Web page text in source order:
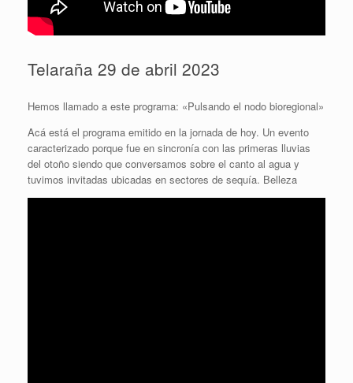
Telaraña 29 de abril 2023
Hemos llamado a este programa: «Pulsando el nodo bioregional»
Acá está el programa emitido en la jornada de hoy. Un evento
caracterizado porque fue en sincronía con las primeras lluvias
del otoño siendo que conversamos sobre el canto al agua y
tuvimos invitadas ubicadas en sectores de sequía. Belleza